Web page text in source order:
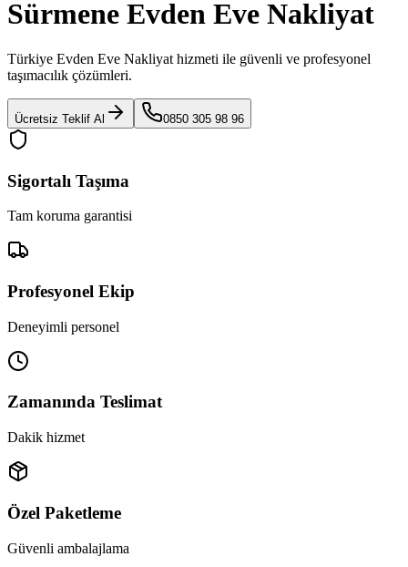
Sürmene Evden Eve Nakliyat
Türkiye Evden Eve Nakliyat hizmeti ile güvenli ve profesyonel
taşımacılık çözümleri.
Ücretsiz Teklif Al 0850 305 98 96
Sigortalı Taşıma
Tam koruma garantisi
Profesyonel Ekip
Deneyimli personel
Zamanında Teslimat
Dakik hizmet
Özel Paketleme
Güvenli ambalajlama